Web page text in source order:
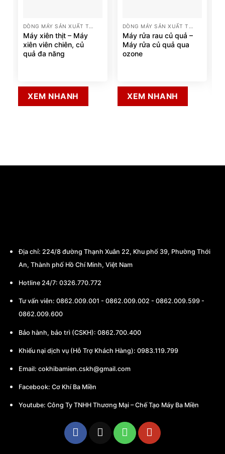
DÒNG MÁY SẢN XUẤT THỰC PHẨM
Máy xiên thịt – Máy
xiên viên chiên, củ
quả đa năng
XEM NHANH
DÒNG MÁY SẢN XUẤT THỰC PHẨM
Máy rửa rau củ quả –
Máy rửa củ quả qua
ozone
XEM NHANH
Địa chỉ: 224/8 đường Thạnh Xuân 22, Khu phố 39, Phường Thới
An, Thành phố Hồ Chí Minh, Việt Nam
Hotline 24/7: 0326.770.772
Tư vấn viên: 0862.009.001 - 0862.009.002 - 0862.009.599 -
0862.009.600
Bảo hành, bảo trì (CSKH): 0862.700.400
Khiếu nại dịch vụ (Hỗ Trợ Khách Hàng): 0983.119.799
Email: cokhibamien.cskh@gmail.com
Facebook: Cơ Khí Ba Miền
Youtube: Công Ty TNHH Thương Mại – Chế Tạo Máy Ba Miền